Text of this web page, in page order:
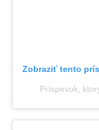
Zobraziť tento
Príspevok,